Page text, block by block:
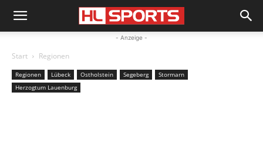
- Anzeige -
Start Regionen
Regionen Lübeck Ostholstein Segeberg
Stormarn
Herzogtum Lauenburg